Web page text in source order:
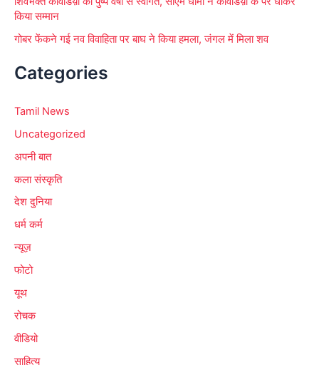
किया सम्मान
गोबर फेंकने गई नव विवाहिता पर बाघ ने किया हमला, जंगल में मिला शव
Categories
Tamil News
Uncategorized
अपनी बात
कला संस्कृति
देश दुनिया
धर्म कर्म
न्यूज़
फोटो
यूथ
रोचक
वीडियो
साहित्य